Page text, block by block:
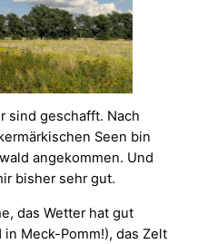
sind geschafft. Nach
Seen bin
angekommen. Und
bisher sehr gut.
das Wetter hat gut
Meck-Pomm!), das Zelt